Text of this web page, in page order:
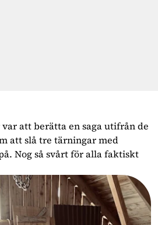
att berätta en saga utifrån de
att slå tre tärningar med
Nog så svårt för alla faktiskt